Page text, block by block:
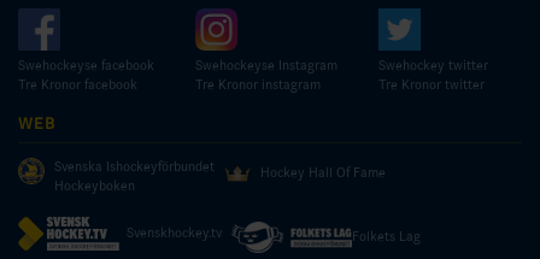
Swehockeyse facebook
Tre Kronor facebook
Swehockeyse Instagram
Tre Kronor instagram
Swehockey twitter
Tre Kronor twitter
WEB
Svenska Ishockeyförbundet
Hockeyboken
Hockey Hall Of Fame
Svenskhockey.tv Folkets Lag